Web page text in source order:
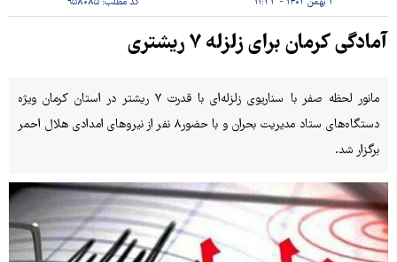
آمادگی کرمان برای زلزله ۷ ریشتری
مانور لحظه صفر با سناریوی زلزله‌ای با قدرت ٧ ریشتر در استان کرمان ویژه
دستگاه‌های ستاد مدیریت بحران و با حضور٨ نفر از نیروهای امدادی هلال احمر
برگزار شد.